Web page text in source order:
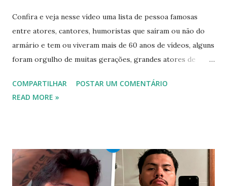
Confira e veja nesse vídeo uma lista de pessoa famosas
entre atores, cantores, humoristas que saíram ou não do
armário e tem ou viveram mais de 60 anos de vídeos, alguns
foram orgulho de muitas gerações, grandes atores de
foram gays, bissexuais ou algo mais. 20 GAYS IDOSOS •
FAMOSOS GAYS QUE SAIRAM DO ARMÁRIO E SE
00:04 Abertura do vídeo: 00:15 AVISO 00:18 Não é
recomendado “retirar alguém do armário”, sexualidade e
COMPARTILHAR
POSTAR UM COMENTÁRIO
READ MORE »